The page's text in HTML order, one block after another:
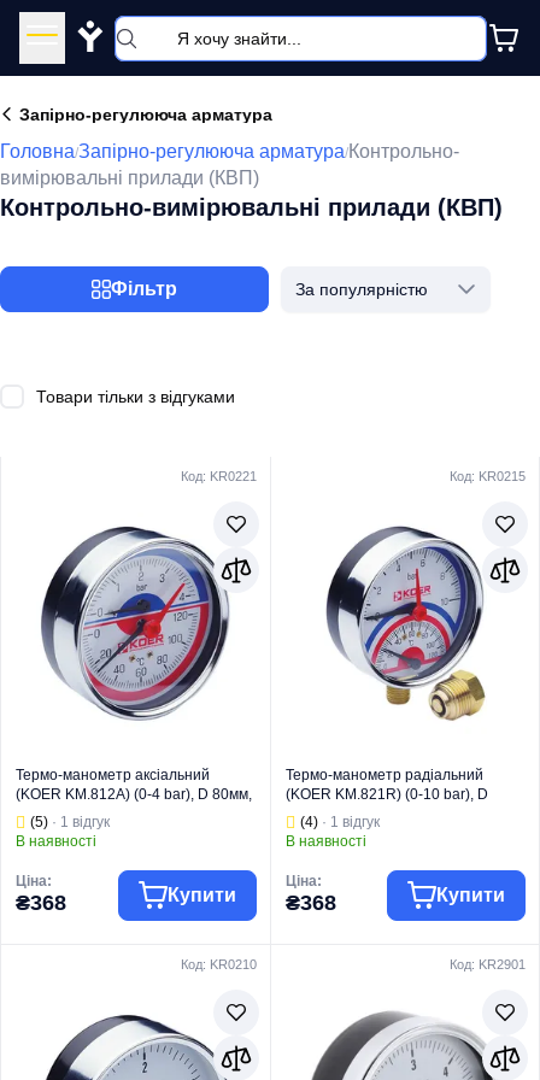
Y
Запірно-регулююча арматура
Головна/Запірно-регулююча арматура/Контрольно-
вимірювальні прилади (КВП)
Контрольно-вимірювальні прилади (КВП)
Фільтр За популярністю
Товари тільки з відгуками
Код: KR0221
Термо-манометр аксіальний
(KOER KM.812A) (0-4 bar), D 80мм,
1/4''-1/2'' (KR0221)
(5) · 1 відгук
В наявності
Ціна:
₴368 Купити
Тип виробу
Манометри,
термометри,
термоманометр
и
Код: KR0215
Термо-манометр радіальний
(KOER KM.821R) (0-10 bar), D
80мм, 1/4''-1/2'' (KR0215)
(4)· 1 відгук
В наявності
Ціна:
₴368 Купити
Тип виробу
Манометри,
термометри,
термоманометр
и
Код: KR0210 Код: KR2901